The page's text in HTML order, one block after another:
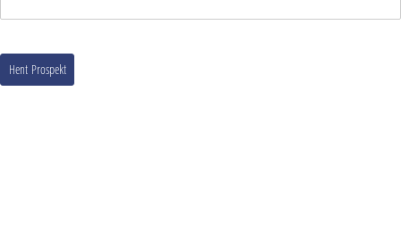
Hent Prospekt